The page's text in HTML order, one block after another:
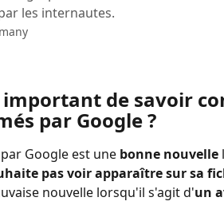
les internautes.
de savoir
par Google ?
Google est une bonne nouvelle
pas voir apparaître sur sa
nouvelle lorsqu'il s'agit d'un